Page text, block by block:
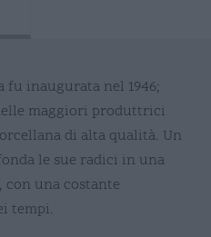
fu inaugurata nel 1946;
maggiori produttrici
di alta qualità. Un
le sue radici in una
una costante
tempi.